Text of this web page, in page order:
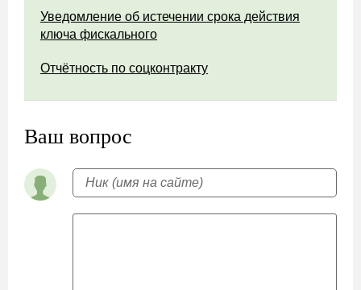
Уведомление об истечении срока действия
ключа фискального
Отчётность по соцконтракту
Ваш вопрос